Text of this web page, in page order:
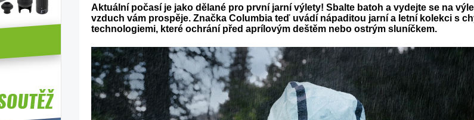
Aktuální počasí je jako dělané pro první jarní výlety! Sbalte batoh a vydejte se na
vzduch vám prospěje. Značka Columbia teď uvádí nápaditou jarní a letní kolekci s
technologiemi, které ochrání před aprílovým deštěm nebo ostrým sluníčkem.